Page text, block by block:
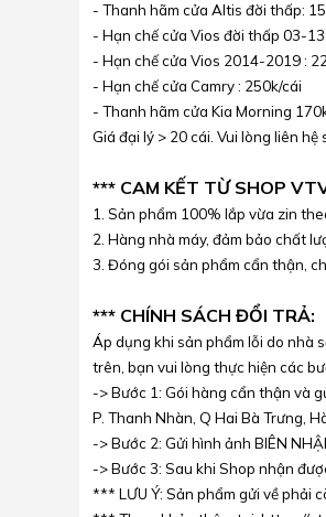
- Thanh hãm cửa Altis đời thấp:
- Hạn chế cửa Vios đời thấp 03-
- Hạn chế cửa Vios 2014-2019 :
- Hạn chế cửa Camry : 250k/cái
- Thanh hãm cửa Kia Morning
Giá đại lý > 20 cái. Vui lòng liên
*** CAM KẾT TỪ SHOP
1. Sản phẩm 100% lắp vừa zin
2. Hàng nhà máy, đảm bảo chất
3. Đóng gói sản phẩm cẩn thận,
*** CHÍNH SÁCH ĐỔI TRẢ:
Áp dụng khi sản phẩm lỗi do nhà
trên, bạn vui lòng thực hiện các
-> Bước 1: Gói hàng cẩn thận và
P. Thanh Nhàn, Q Hai Bà Trưng,
-> Bước 2: Gửi hình ảnh BIÊN
-> Bước 3: Sau khi Shop nhận
*** LƯU Ý: Sản phẩm gửi về phải